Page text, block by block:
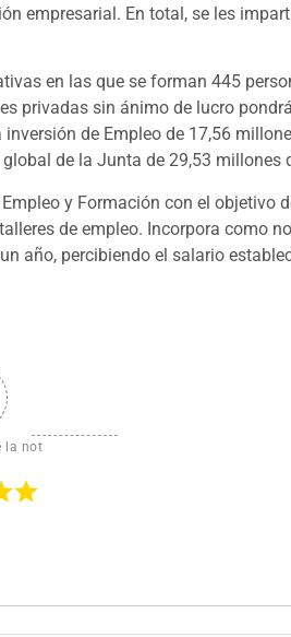
empresarial. En total, se les
en las que se forman 445
privadas sin ánimo de lucro
de Empleo de 17,56
de la Junta de 29,53 millones
y Formación con el objetivo
de empleo. Incorpora como
año, percibiendo el salario
la not